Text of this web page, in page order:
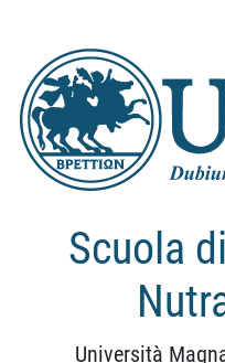
Scuola
Università